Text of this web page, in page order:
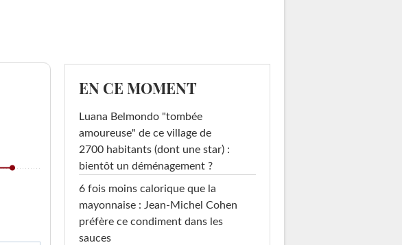
EN CE MOMENT
Luana Belmondo "tombée
amoureuse" de ce village de
2700 habitants (dont une star) :
bientôt un déménagement ?
6 fois moins calorique que la
mayonnaise : Jean-Michel Cohen
préfère ce condiment dans les
sauces